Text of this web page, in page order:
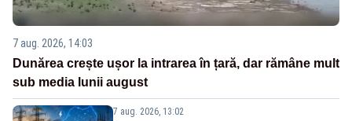
7 aug. 2026, 14:03
Dunărea crește ușor la intrarea în țară, dar rămâne mult
sub media lunii august
7 aug. 2026, 13:02